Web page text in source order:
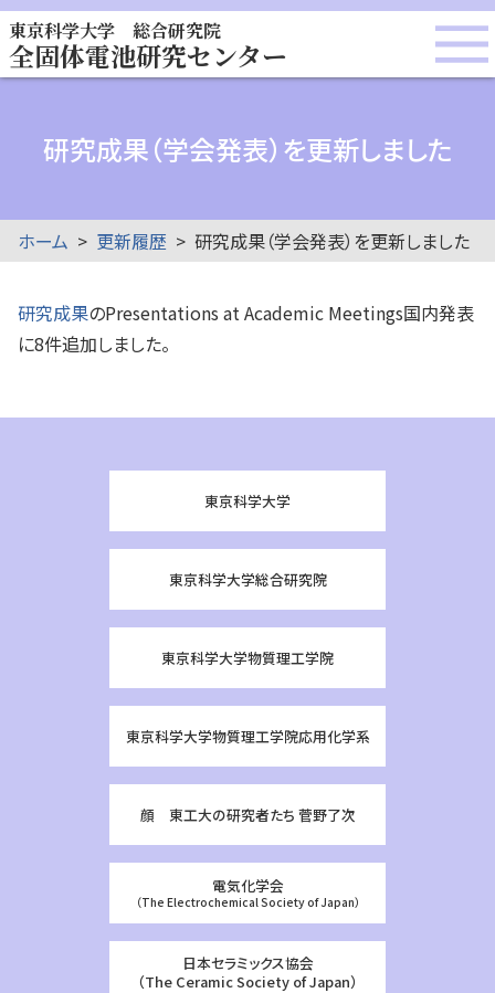
東京科学大学 総合研究院
全固体電池研究センター
研究成果（学会発表）を更新しました
ホーム 更新履歴 研究成果（学会発表）を更新しました
研究成果のPresentations at Academic Meetings国内発表
に8件追加しました。
東京科学大学
東京科学大学総合研究院
東京科学大学物質理工学院
東京科学大学物質理工学院応用化学系
顔 東工大の研究者たち 菅野了次
電気化学会
（The Electrochemical Society of Japan）
日本セラミックス協会
（The Ceramic Society of Japan）